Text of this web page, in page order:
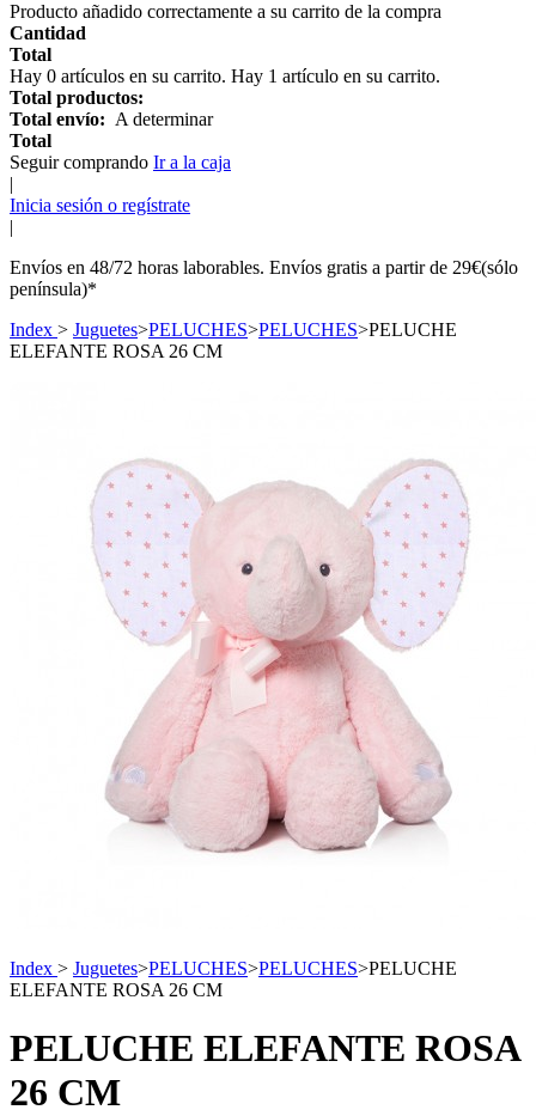
Producto añadido correctamente a su carrito de la compra
Cantidad
Total
Hay 0 artículos en su carrito. Hay 1 artículo en su carrito.
Total productos:
Total envío: A determinar
Total
Seguir comprando Ir a la caja
|
Inicia sesión o regístrate
|
Envíos en 48/72 horas laborables. Envíos gratis a partir de 29€(sólo
península)*
Index > Juguetes>PELUCHES>PELUCHES>PELUCHE
ELEFANTE ROSA 26 CM
Index > Juguetes>PELUCHES>PELUCHES>PELUCHE
ELEFANTE ROSA 26 CM
PELUCHE ELEFANTE ROSA
26 CM